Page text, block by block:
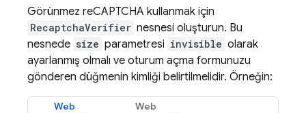
Görünmez reCAPTCHA kullanmak için
RecaptchaVerifier nesnesi oluşturun. Bu
nesnede size parametresi invisible olarak
ayarlanmış olmalı ve oturum açma formunuzu
gönderen düğmenin kimliği belirtilmelidir. Örneğin:
Web Web